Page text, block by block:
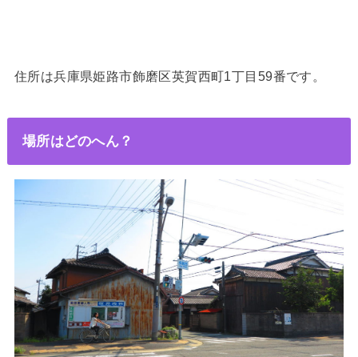
住所は兵庫県姫路市飾磨区英賀西町1丁目59番です。
場所はどのへん？